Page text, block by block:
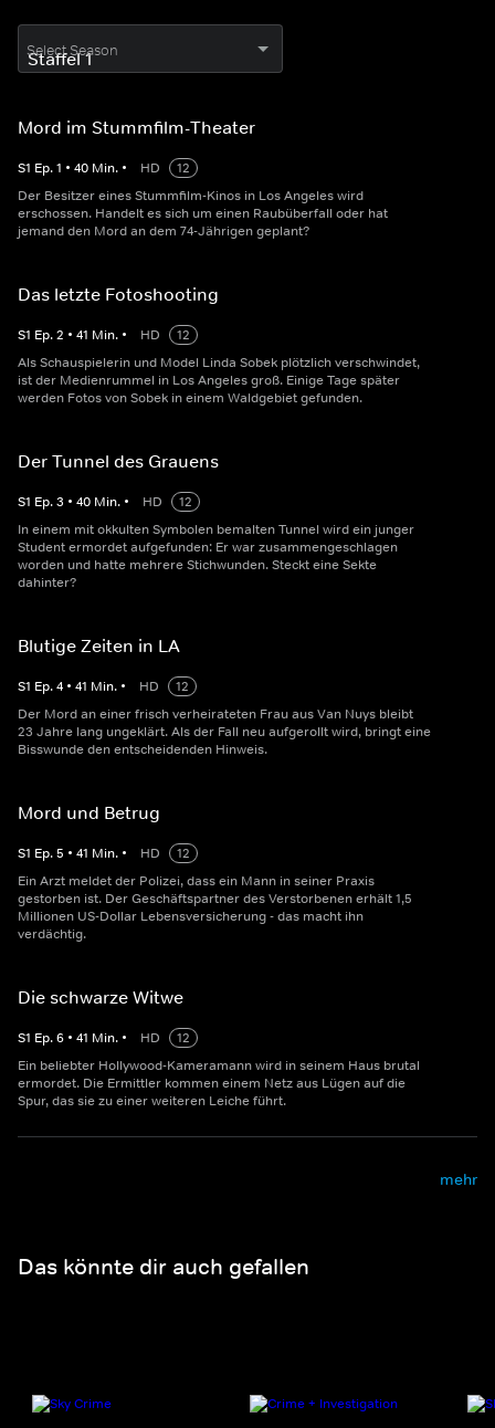
Select Season
Mord im Stummfilm-Theater
S1 Ep.1 • 40 Min. • HD
12
Der Besitzer eines Stummfilm-Kinos in Los Angeles wird
erschossen. Handelt es sich um einen Raubüberfall oder hat
jemand den Mord an dem 74-Jährigen geplant?
Das letzte Fotoshooting
S1 Ep.2 • 41 Min. • HD
12
Als Schauspielerin und Model Linda Sobek plötzlich verschwindet,
ist der Medienrummel in Los Angeles groß. Einige Tage später
werden Fotos von Sobek in einem Waldgebiet gefunden.
Der Tunnel des Grauens
S1 Ep.3 • 40 Min. • HD
12
In einem mit okkulten Symbolen bemalten Tunnel wird ein junger
Student ermordet aufgefunden: Er war zusammengeschlagen
worden und hatte mehrere Stichwunden. Steckt eine Sekte
dahinter?
Blutige Zeiten in LA
S1 Ep.4 • 41 Min. • HD
12
Der Mord an einer frisch verheirateten Frau aus Van Nuys bleibt
23 Jahre lang ungeklärt. Als der Fall neu aufgerollt wird, bringt eine
Bisswunde den entscheidenden Hinweis.
Mord und Betrug
S1 Ep.5 • 41 Min. • HD
12
Ein Arzt meldet der Polizei, dass ein Mann in seiner Praxis
gestorben ist. Der Geschäftspartner des Verstorbenen erhält 1,5
Millionen US-Dollar Lebensversicherung - das macht ihn
verdächtig.
Die schwarze Witwe
S1 Ep.6 • 41 Min. • HD
12
Ein beliebter Hollywood-Kameramann wird in seinem Haus brutal
ermordet. Die Ermittler kommen einem Netz aus Lügen auf die
Spur, das sie zu einer weiteren Leiche führt.
mehr
Das könnte dir auch gefallen